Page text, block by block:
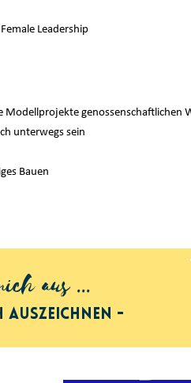
Leadership
genossenschaftlichen
unterwegs sein
Bauen
aus ...
auszeichnen -